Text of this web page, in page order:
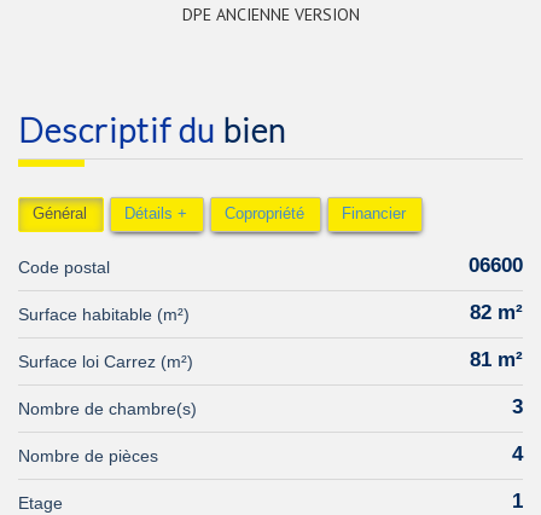
DPE ANCIENNE VERSION
descriptif du bien
Général Détails + Copropriété Financier
Code postal 06600
Surface habitable (m²) 82 m²
Surface loi Carrez (m²) 81 m²
Nombre de chambre(s) 3
Nombre de pièces 4
Etage 1